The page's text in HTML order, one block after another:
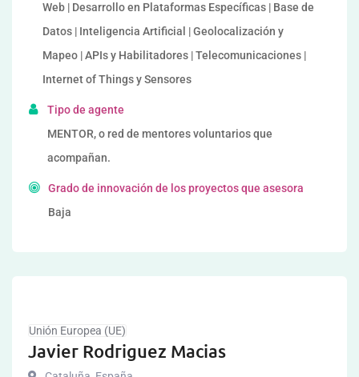
Web | Desarrollo en Plataformas Específicas | Base de
Datos | Inteligencia Artificial | Geolocalización y
Mapeo | APIs y Habilitadores | Telecomunicaciones |
Internet of Things y Sensores
Tipo de agente
MENTOR, o red de mentores voluntarios que
acompañan.
Grado de innovación de los proyectos que asesora
Baja
Unión Europea (UE)
Javier Rodriguez Macias